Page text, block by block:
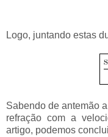
Logo, juntando estas
Sabendo de antemão
refração com a
artigo, podemos